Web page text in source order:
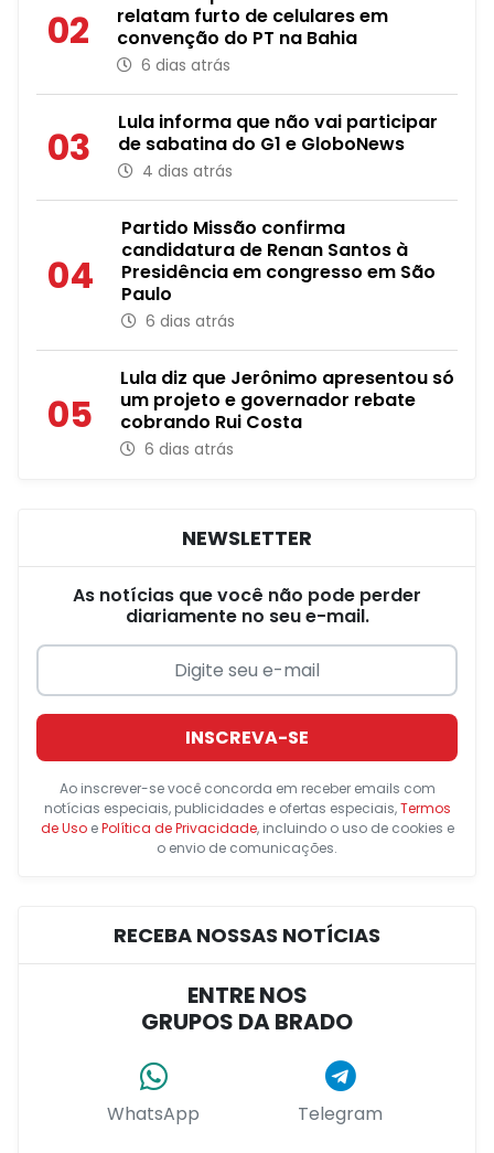
02
relatam furto de celulares em
convenção do PT na Bahia
6 dias atrás
03
Lula informa que não vai participar
de sabatina do G1 e GloboNews
4 dias atrás
04
Partido Missão confirma
candidatura de Renan Santos à
Presidência em congresso em São
Paulo
6 dias atrás
05
Lula diz que Jerônimo apresentou só
um projeto e governador rebate
cobrando Rui Costa
6 dias atrás
NEWSLETTER
As notícias que você não pode perder
diariamente no seu e-mail.
INSCREVA-SE
Ao inscrever-se você concorda em receber emails com
notícias especiais, publicidades e ofertas especiais,Termos
de UsoePolítica de Privacidade, incluindo o uso de cookies e
o envio de comunicações.
RECEBA NOSSAS NOTÍCIAS
ENTRE NOS
GRUPOS DA BRADO
WhatsApp Telegram